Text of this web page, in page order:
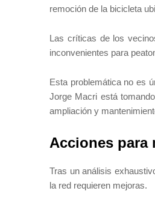
remoción de la bicicleta
Las críticas de los
inconvenientes para
Esta problemática no es
Jorge Macri está
ampliación y
Acciones para
Tras un análisis
la red requieren mejoras.